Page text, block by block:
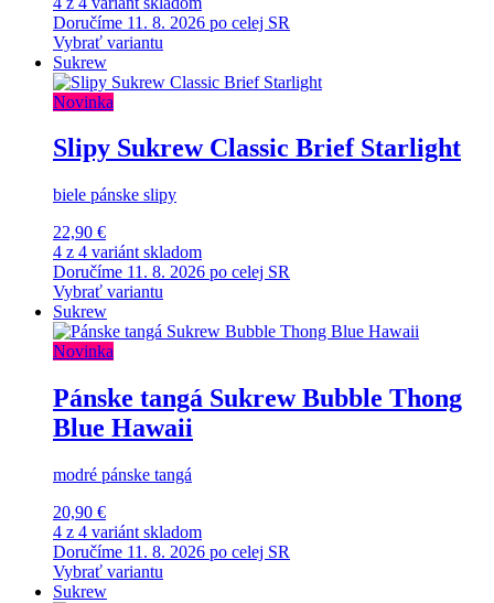
Doručíme 11. 8. 2026 po celej SR
Vybrať variantu
Sukrew
Novinka
Slipy Sukrew Classic Brief Starlight
biele pánske slipy
22,90 €
4 z 4 variánt skladom
Doručíme 11. 8. 2026 po celej SR
Vybrať variantu
Sukrew
Novinka
Pánske tangá Sukrew Bubble Thong
Blue Hawaii
modré pánske tangá
20,90 €
4 z 4 variánt skladom
Doručíme 11. 8. 2026 po celej SR
Vybrať variantu
Sukrew